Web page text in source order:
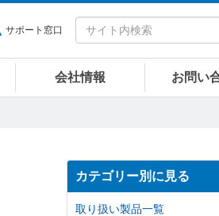
サポート窓口
会社情報 お問い
カテゴリー別に見る
取り扱い製品一覧